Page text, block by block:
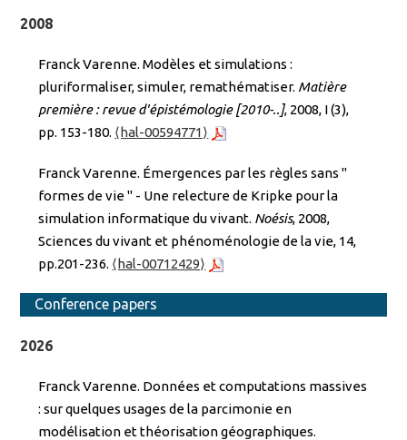
2008
Franck Varenne. Modèles et simulations :
pluriformaliser, simuler, remathématiser. Matière
première : revue d'épistémologie [2010-..], 2008, I (3),
pp. 153-180. ⟨hal-00594771⟩
Franck Varenne. Émergences par les règles sans "
formes de vie " - Une relecture de Kripke pour la
simulation informatique du vivant. Noésis, 2008,
Sciences du vivant et phénoménologie de la vie, 14,
pp.201-236. ⟨hal-00712429⟩
Conference papers
2026
Franck Varenne. Données et computations massives
: sur quelques usages de la parcimonie en
modélisation et théorisation géographiques.